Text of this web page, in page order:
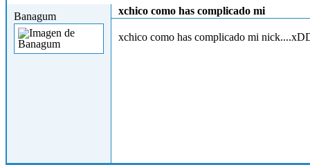
Banagum xchico como has complicado mi
xchico como has complicado mi